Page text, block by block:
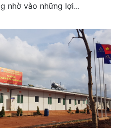
nhờ vào những lợi...